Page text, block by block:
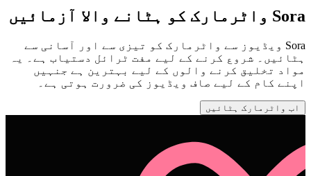
Sora واٹرمارک کو ہٹانے والا آزمائیں
Sora ویڈیوز سے واٹرمارک کو تیزی سے اور آسانی سے
ہٹائیں۔ شروع کرنے کے لیے مفت ٹرائل دستیاب ہے۔ یہ
مواد تخلیق کرنے والوں کے لیے بہترین ہے جنہیں
اپنے کام کے لیے صاف ویڈیوز کی ضرورت ہوتی ہے۔
اب واٹرمارک ہٹائیں